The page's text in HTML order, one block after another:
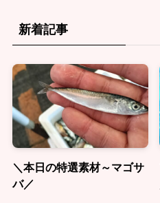
新着記事
＼本日の特選素材～マゴサ
バ／